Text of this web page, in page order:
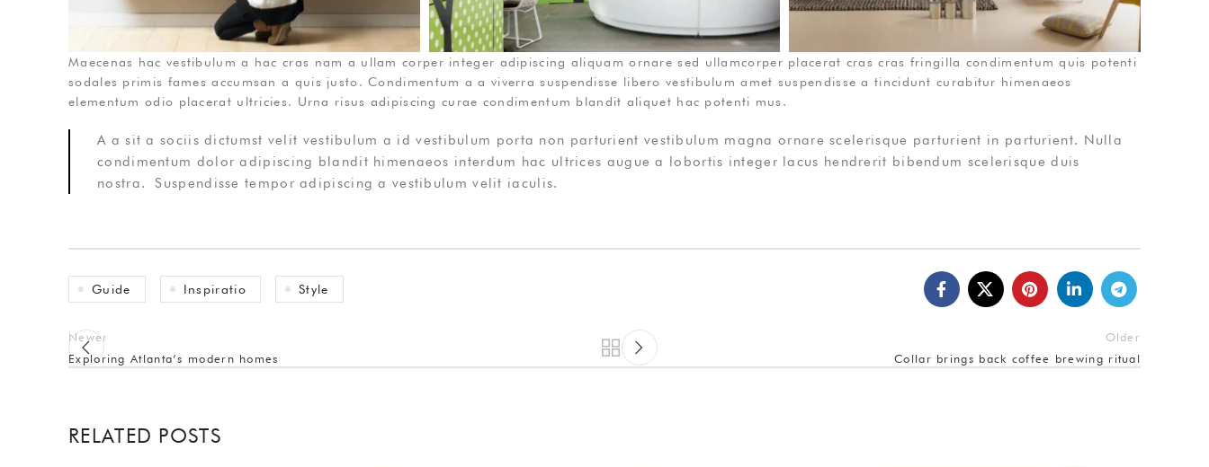
Maecenas hac vestibulum a hac cras nam a ullam corper integer adipiscing aliquam ornare sed ullamcorper placerat cras cras fringilla condimentum quis potenti
sodales primis fames accumsan a quis justo. Condimentum a a viverra suspendisse libero vestibulum amet suspendisse a tincidunt curabitur himenaeos
elementum odio placerat ultricies. Urna risus adipiscing curae condimentum blandit aliquet hac potenti mus.
A a sit a sociis dictumst velit vestibulum a id vestibulum porta non parturient vestibulum magna ornare scelerisque parturient in parturient. Nulla
condimentum dolor adipiscing blandit himenaeos interdum hac ultrices augue a lobortis integer lacus hendrerit bibendum scelerisque duis
nostra. Suspendisse tempor adipiscing a vestibulum velit iaculis.
Guide Inspiratio Style
Newer
Exploring Atlanta’s modern homes
Older
Collar brings back coffee brewing ritual
RELATED POSTS